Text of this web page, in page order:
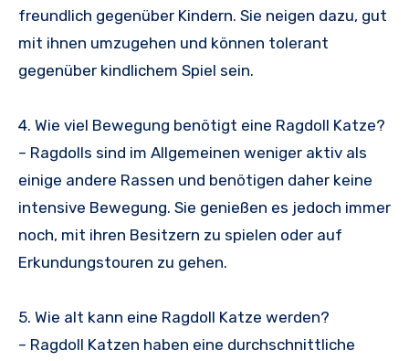
freundlich gegenüber Kindern. Sie neigen dazu, gut
mit ihnen umzugehen und können tolerant
gegenüber kindlichem Spiel sein.
4. Wie viel Bewegung benötigt eine Ragdoll Katze?
– Ragdolls sind im Allgemeinen weniger aktiv als
einige andere Rassen und benötigen daher keine
intensive Bewegung. Sie genießen es jedoch immer
noch, mit ihren Besitzern zu spielen oder auf
Erkundungstouren zu gehen.
5. Wie alt kann eine Ragdoll Katze werden?
– Ragdoll Katzen haben eine durchschnittliche